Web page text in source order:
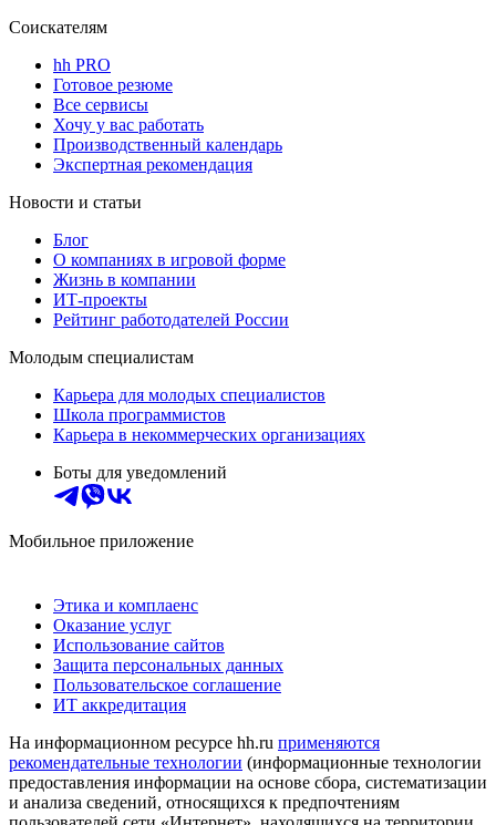
Соискателям
hh PRO
Готовое резюме
Все сервисы
Хочу у вас работать
Производственный календарь
Экспертная рекомендация
Новости и статьи
Блог
О компаниях в игровой форме
Жизнь в компании
ИТ-проекты
Рейтинг работодателей России
Молодым специалистам
Карьера для молодых специалистов
Школа программистов
Карьера в некоммерческих организациях
Боты для уведомлений
Мобильное приложение
Этика и комплаенс
Оказание услуг
Использование сайтов
Защита персональных данных
Пользовательское соглашение
ИТ аккредитация
На информационном ресурсе hh.ru применяются
рекомендательные технологии (информационные технологии
предоставления информации на основе сбора, систематизации
и анализа сведений, относящихся к предпочтениям